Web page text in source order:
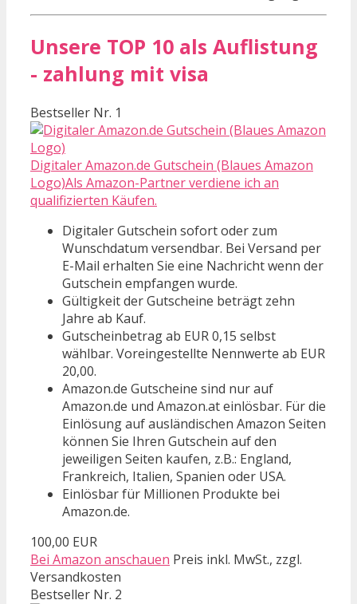
Unsere TOP 10 als Auflistung
- zahlung mit visa
Bestseller Nr. 1
Digitaler Amazon.de Gutschein (Blaues Amazon
Logo)Als Amazon-Partner verdiene ich an
qualifizierten Käufen.
Digitaler Gutschein sofort oder zum
Wunschdatum versendbar. Bei Versand per
E-Mail erhalten Sie eine Nachricht wenn der
Gutschein empfangen wurde.
Gültigkeit der Gutscheine beträgt zehn
Jahre ab Kauf.
Gutscheinbetrag ab EUR 0,15 selbst
wählbar. Voreingestellte Nennwerte ab EUR
20,00.
Amazon.de Gutscheine sind nur auf
Amazon.de und Amazon.at einlösbar. Für die
Einlösung auf ausländischen Amazon Seiten
können Sie Ihren Gutschein auf den
jeweiligen Seiten kaufen, z.B.: England,
Frankreich, Italien, Spanien oder USA.
Einlösbar für Millionen Produkte bei
Amazon.de.
100,00 EUR
Bei Amazon anschauen Preis inkl. MwSt., zzgl.
Versandkosten
Bestseller Nr. 2